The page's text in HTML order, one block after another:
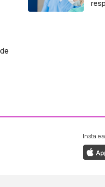
Facebook da RTP
Instagram da
Instale